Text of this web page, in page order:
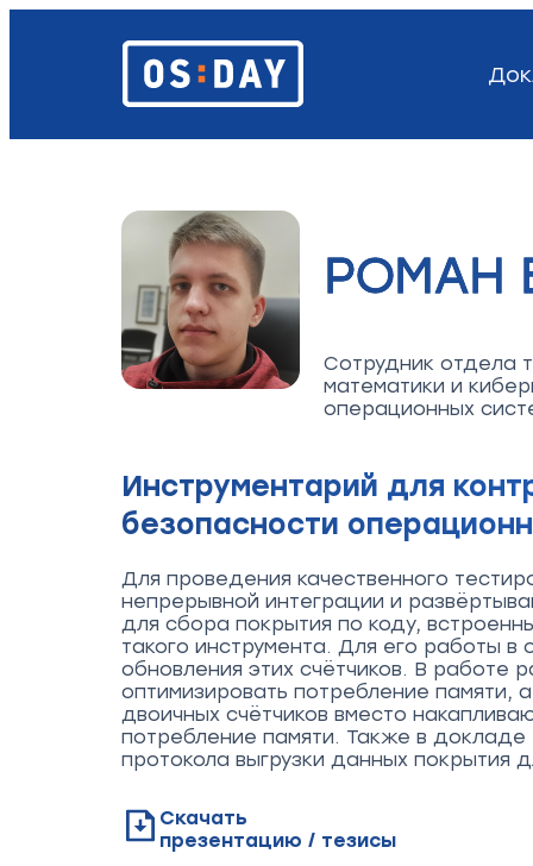
РОМАН
Сотрудник отдела
математики и
операционных
Инструментарий для
безопасности
Для проведения качественного
непрерывной интеграции и
для сбора покрытия по коду,
такого инструмента. Для его работы
обновления этих счётчиков. В работе
оптимизировать потребление памяти,
двоичных счётчиков вместо
потребление памяти. Также в докладе
протокола выгрузки данных покрытия
Скачать
презентацию / тезисы